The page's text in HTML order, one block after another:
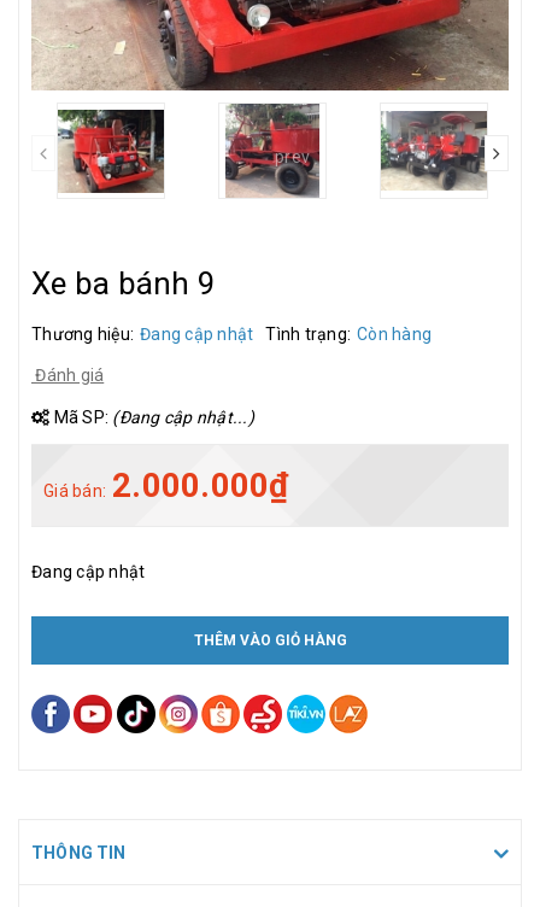
prev
Xe ba bánh 9
Thương hiệu: Đang cập nhật Tình trạng: Còn hàng
Đánh giá
Mã SP: (Đang cập nhật...)
Giá bán: 2.000.000₫
Đang cập nhật
THÊM VÀO GIỎ HÀNG
THÔNG TIN